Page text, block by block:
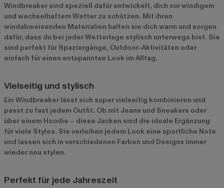
Windbreaker sind speziell dafür entwickelt, dich vor windigem
und wechselhaftem Wetter zu schützen. Mit ihren
windabweisenden Materialien halten sie dich warm und sorgen
dafür, dass du bei jeder Wetterlage stylisch unterwegs bist. Sie
sind perfekt für Spaziergänge, Outdoor-Aktivitäten oder
einfach für einen entspannten Look im Alltag.
Vielseitig und stylisch
Ein Windbreaker lässt sich super vielseitig kombinieren und
passt zu fast jedem Outfit. Ob mit Jeans und Sneakers oder
über einem Hoodie – diese Jacken sind die ideale Ergänzung
für viele Styles. Sie verleihen jedem Look eine sportliche Note
und lassen sich in verschiedenen Farben und Designs immer
wieder neu stylen.
Perfekt für jede Jahreszeit